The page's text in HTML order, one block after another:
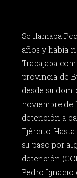
Se llamaba
años y había
Trabajaba
provincia de
desde su
noviembre de
detención a
Ejército.
su paso por
detención
Pedro Ignacio